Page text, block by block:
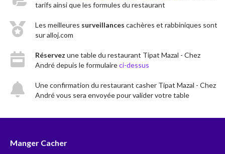
tarifs ainsi que les formules du restaurant
Les meilleures surveillances cachères et rabbiniques sont
sur alloj.com
Réservez une table du restaurant Tipat Mazal - Chez
André depuis le formulaireci-dessus
Une confirmation du restaurant casher Tipat Mazal - Chez
André vous sera envoyée pour valider votre table
Manger Cacher